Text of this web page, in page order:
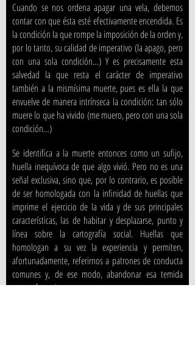
Cuando se nos ordena apagar una vela, debemos
contar con que ésta esté efectivamente encendida. Es
la condición la que rompe la imposición de la orden y,
por lo tanto, su calidad de imperativo (la apago, pero
con una sola condición…) Y es precisamente esta
salvedad la que resta el carácter de imperativo
también a la mismísima muerte, pues es ella la que
envuelve de manera intrínseca la condición: tan sólo
muere lo que ha vivido (me muero, pero con una sola
condición…)
Se identifica a la muerte entonces como un sufijo,
huella inequívoca de que algo vivió. Pero no es una
señal exclusiva, sino que, por lo contrario, es posible
de ser homologada con la infinidad de huellas que
imprime el ejercicio de la vida y de sus principales
características, las de habitar y desplazarse, punto y
línea sobre la cartografía social. Huellas que
homologan a su vez la experiencia y permiten,
afortunadamente, referirnos a patrones de conducta
comunes y, de ese modo, abandonar esa temida
autorreferencia.